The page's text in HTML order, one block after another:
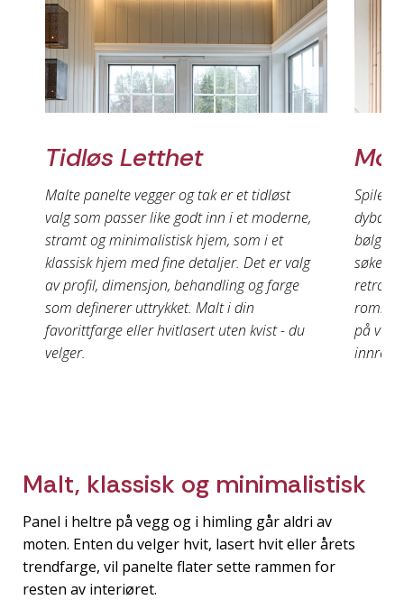
Tidløs Letthet
Malte panelte vegger og tak er et tidløst
valg som passer like godt inn i et moderne,
stramt og minimalistisk hjem, som i et
klassisk hjem med fine detaljer. Det er valg
av profil, dimensjon, behandling og farge
som definerer uttrykket. Malt i din
favorittfarge eller hvitlasert uten kvist - du
velger.
Spiler
dybde
søker
retro
på
Malt, klassisk og minimalistisk
Panel i heltre på vegg og i himling går aldri av
moten. Enten du velger hvit, lasert hvit eller årets
trendfarge, vil panelte flater sette rammen for
resten av interiøret.